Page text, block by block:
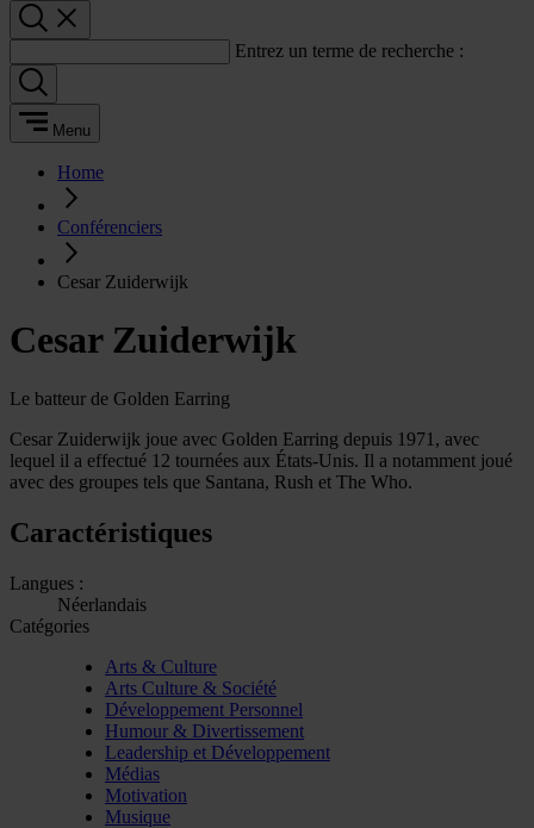
Entrez un terme de recherche :
Menu
Home
Conférenciers
Cesar Zuiderwijk
Cesar Zuiderwijk
Le batteur de Golden Earring
Cesar Zuiderwijk joue avec Golden Earring depuis 1971, avec
lequel il a effectué 12 tournées aux États-Unis. Il a notamment joué
avec des groupes tels que Santana, Rush et The Who.
Caractéristiques
Langues :
Néerlandais
Catégories
Arts & Culture
Arts Culture & Société
Développement Personnel
Humour & Divertissement
Leadership et Développement
Médias
Motivation
Musique